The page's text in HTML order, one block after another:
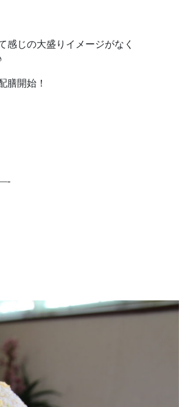
感じの大盛りイメージがなく
膳開始！